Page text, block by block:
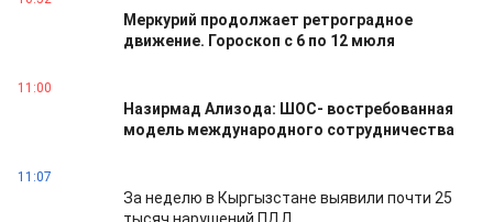
Меркурий продолжает ретроградное
движение. Гороскоп с 6 по 12 мюля
11:00
Назирмад Ализода: ШОС- востребованная
модель международного сотрудничества
11:07
За неделю в Кыргызстане выявили почти 25